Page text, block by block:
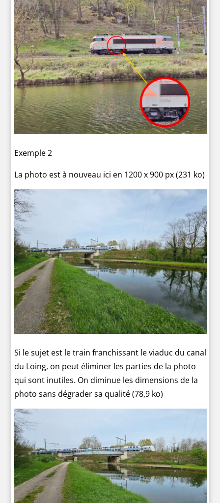
Exemple 2
La photo est à nouveau ici en 1200 x 900 px (231 ko)
Si le sujet est le train franchissant le viaduc du canal
du Loing, on peut éliminer les parties de la photo
qui sont inutiles. On diminue les dimensions de la
photo sans dégrader sa qualité (78,9 ko)